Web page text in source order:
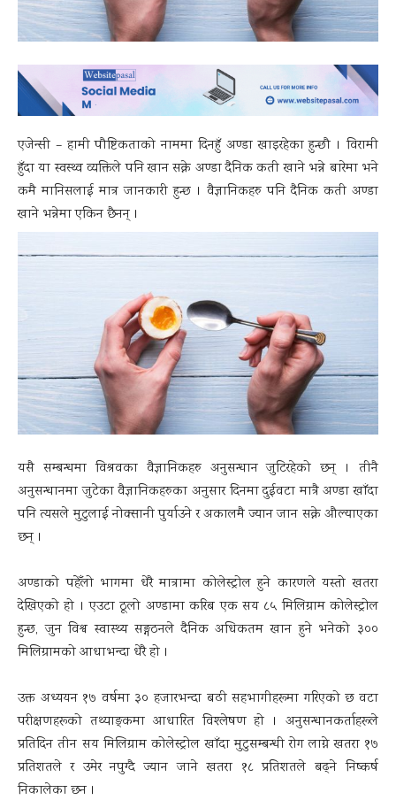
एजेन्सी – हामी पौष्टिकताको नाममा दिनहुँ अण्डा खाइरहेका हुन्छौ । विरामी
हुँदा या स्वस्थ्व व्यक्तिले पनि खान सक्ने अण्डा दैनिक कती खाने भन्ने बारेमा भने
कमै मानिसलाई मात्र जानकारी हुन्छ । वैज्ञानिकहरु पनि दैनिक कती अण्डा
खाने भन्नेमा एकिन छैनन् ।
यसै सम्बन्धमा विश्रवका वैज्ञानिकहरु अनुसन्धान जुटिरहेको छन् । तीनै
अनुसन्धानमा जुटेका वैज्ञानिकहरुका अनुसार दिनमा दुईवटा मात्रै अण्डा खाँदा
पनि त्यसले मुटुलाई नोक्सानी पुर्याउने र अकालमै ज्यान जान सक्ने औल्याएका
छन् ।
अण्डाको पहेँलो भागमा धेरै मात्रामा कोलेस्ट्रोल हुने कारणले यस्तो खतरा
देखिएको हो । एउटा ठूलो अण्डामा करिब एक सय ८५ मिलिग्राम कोलेस्ट्रोल
हुन्छ, जुन विश्व स्वास्थ्य सङ्गठनले दैनिक अधिकतम खान हुने भनेको ३००
मिलिग्रामको आधाभन्दा धेरै हो ।
उक्त अध्ययन १७ वर्षमा ३० हजारभन्दा बढी सहभागीहरूमा गरिएको छ वटा
परीक्षणहरूको तथ्याङ्कमा आधारित विश्लेषण हो । अनुसन्धानकर्ताहरूले
प्रतिदिन तीन सय मिलिग्राम कोलेस्ट्रोल खाँदा मुटुसम्बन्धी रोग लाग्ने खतरा १७
प्रतिशतले र उमेर नपुग्दै ज्यान जाने खतरा १८ प्रतिशतले बढ्ने निष्कर्ष
निकालेका छन ।